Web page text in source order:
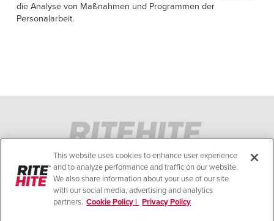
die Analyse von Maßnahmen und Programmen der
Personalarbeit.
COOKIES-RICHTLINIE
COMPLIANCE-STANDARDS
HILFE
This website uses cookies to enhance user experience
and to analyze performance and traffic on our website.
We also share information about your use of our site
with our social media, advertising and analytics
partners. Cookie Policy | Privacy Policy